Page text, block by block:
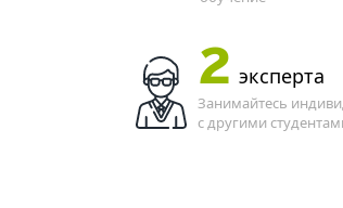
2 эксперта
Занимайтесь
с другими